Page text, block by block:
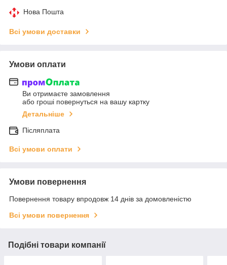
Нова Пошта
Всі умови доставки
Умови оплати
Ви отримаєте замовлення
або гроші повернуться на вашу картку
Детальніше
Післяплата
Всі умови оплати
Умови повернення
Повернення товару впродовж 14 днів за домовленістю
Всі умови повернення
Подібні товари компанії